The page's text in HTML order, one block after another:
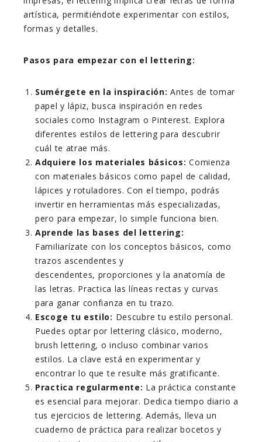
artística, permitiéndote experimentar con estilos,
formas y detalles.
Pasos para empezar con el lettering:
Sumérgete en la inspiración: Antes de tomar
papel y lápiz, busca inspiración en redes
sociales como Instagram o Pinterest. Explora
diferentes estilos de lettering para descubrir
cuál te atrae más.
Adquiere los materiales básicos: Comienza
con materiales básicos como papel de calidad,
lápices y rotuladores. Con el tiempo, podrás
invertir en herramientas más especializadas,
pero para empezar, lo simple funciona bien.
Aprende las bases del lettering:
Familiarízate con los conceptos básicos, como
trazos ascendentes y
descendentes, proporciones y la anatomía de
las letras. Practica las líneas rectas y curvas
para ganar confianza en tu trazo.
Escoge tu estilo: Descubre tu estilo personal.
Puedes optar por lettering clásico, moderno,
brush lettering, o incluso combinar varios
estilos. La clave está en experimentar y
encontrar lo que te resulte más gratificante.
Practica regularmente: La práctica constante
es esencial para mejorar. Dedica tiempo diario a
tus ejercicios de lettering. Además, lleva un
cuaderno de práctica para realizar bocetos y